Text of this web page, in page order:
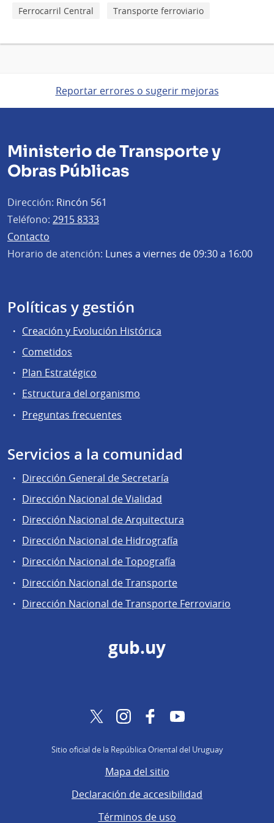
Ferrocarril Central Transporte ferroviario
Reportar errores o sugerir mejoras
Ministerio de Transporte y
Obras Públicas
Dirección: Rincón 561
Teléfono: 2915 8333
Contacto
Horario de atención: Lunes a viernes de 09:30 a 16:00
Políticas y gestión
Creación y Evolución Histórica
Cometidos
Plan Estratégico
Estructura del organismo
Preguntas frecuentes
Servicios a la comunidad
Dirección General de Secretaría
Dirección Nacional de Vialidad
Dirección Nacional de Arquitectura
Dirección Nacional de Hidrografía
Dirección Nacional de Topografía
Dirección Nacional de Transporte
Dirección Nacional de Transporte Ferroviario
gub.uy
TwitterInstagramFacebookYouTube
Sitio oficial de la República Oriental del Uruguay
Mapa del sitio
Declaración de accesibilidad
Términos de uso